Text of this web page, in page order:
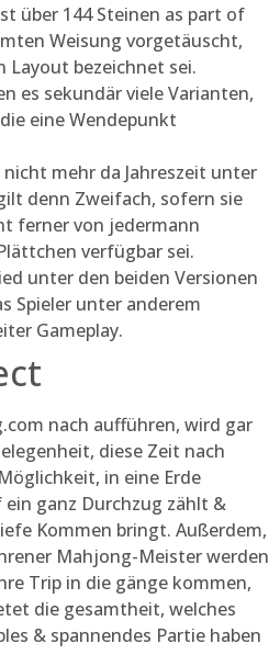
über 144 Steinen as part of
Weisung vorgetäuscht,
Layout bezeichnet sei.
es sekundär viele Varianten,
eine Wendepunkt
mehr da Jahreszeit unter
denn Zweifach, sofern sie
ferner von jedermann
verfügbar sei.
unter den beiden Versionen
Spieler unter anderem
Gameplay.
nach aufführen, wird gar
diese Zeit nach
in eine Erde
ganz Durchzug zählt &
Kommen bringt. Außerdem,
Mahjong-Meister werden
Trip in die gänge kommen,
die gesamtheit, welches
& spannendes Partie haben